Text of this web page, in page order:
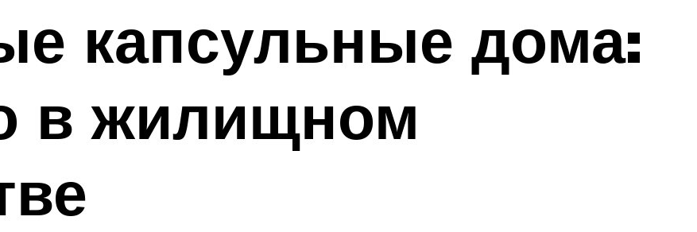
капсульные дома:
в жилищном